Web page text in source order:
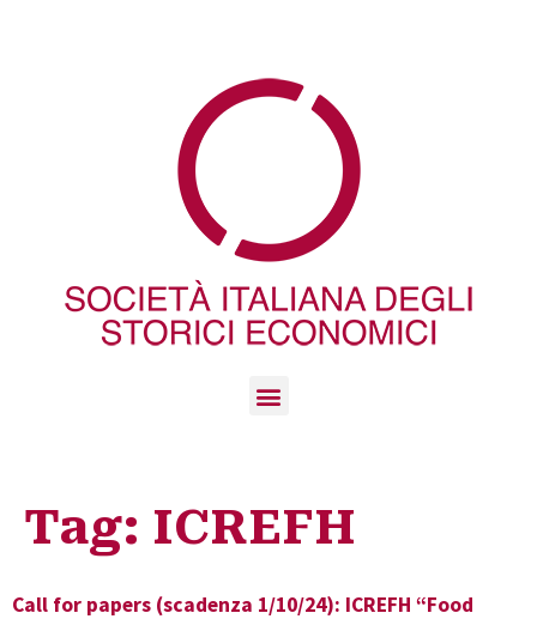
Tag: ICREFH
Call for papers (scadenza 1/10/24): ICREFH “Food